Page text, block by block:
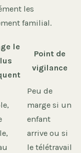
les
familial.
le
Point de
vigilance
Peu de
marge si un
enfant
arrive ou si
le télétravail